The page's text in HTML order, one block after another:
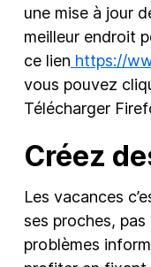
une mise à jour
meilleur endroit
ce lien https://
vous pouvez
Télécharger
Créez
Les vacances
ses proches,
problèmes